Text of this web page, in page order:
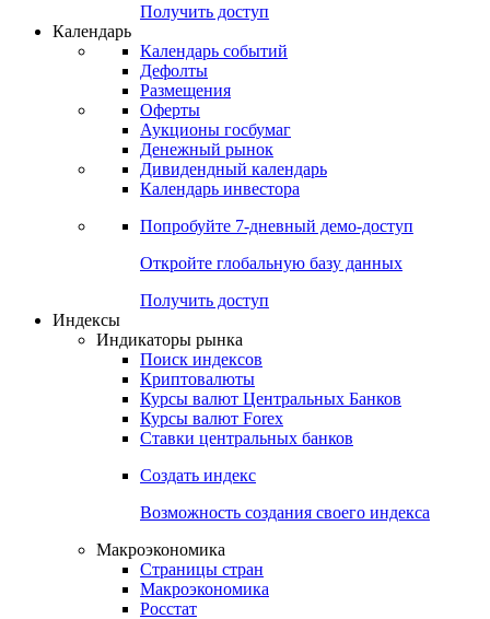
Получить доступ
Календарь
Календарь событий
Дефолты
Размещения
Оферты
Аукционы госбумаг
Денежный рынок
Дивидендный календарь
Календарь инвестора
Попробуйте 7-дневный демо-доступ
Откройте глобальную базу данных
Получить доступ
Индексы
Индикаторы рынка
Поиск индексов
Криптовалюты
Курсы валют Центральных Банков
Курсы валют Forex
Ставки центральных банков
Создать индекс
Возможность создания своего индекса
Макроэкономика
Страницы стран
Макроэкономика
Росстат